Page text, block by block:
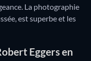
La photographie
est superbe et les
Eggers en